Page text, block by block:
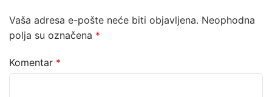
Vaša adresa e-pošte neće biti objavljena. Neophodna
polja su označena *
Komentar *